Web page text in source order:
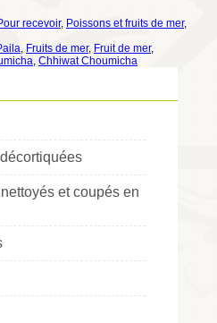
recevoir, Poissons et fruits de mer,
, Fruits de mer, Fruit de mer,
, Chhiwat Choumicha
et coupés en